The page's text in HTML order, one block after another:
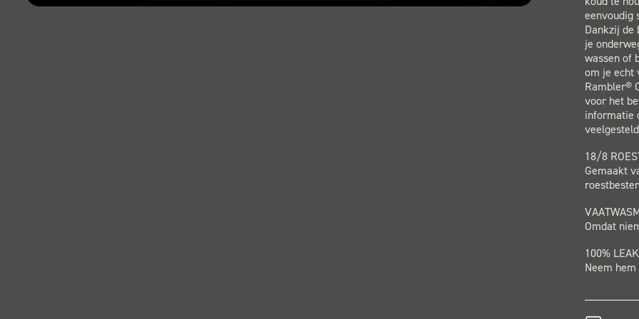
eenvoudig
Dankzij de
je
wassen of
om je echt
Rambler®
voor het
informatie
18/8
Gemaakt
Omdat
100%
Neem